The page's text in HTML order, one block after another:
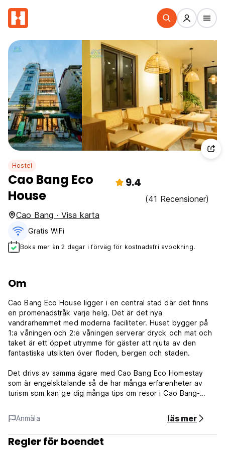
Hostel
Cao Bang Eco
House
9.4
(41 Recensioner)
Cao Bang · Visa karta
Gratis WiFi
Boka mer än 2 dagar i förväg för kostnadsfri avbokning.
Om
Cao Bang Eco House ligger i en central stad där det finns
en promenadstråk varje helg. Det är det nya
vandrarhemmet med moderna faciliteter. Huset bygger på
1:a våningen och 2:e våningen serverar dryck och mat och
taket är ett öppet utrymme för gäster att njuta av den
fantastiska utsikten över floden, bergen och staden.
Det drivs av samma ägare med Cao Bang Eco Homestay
som är engelsktalande så de har många erfarenheter av
turism som kan ge dig många tips om resor i Cao Bang-
också motorcykel att hyra, rundturer med lätt förare och
tvättservice. Du kan komma när som helst för att njuta av
mat och kaffe även om du inte bor här, vi kan hjälpa dig
hela vägen för att göra din resa enklare och bättre. Det är
Anmäla läs mer
Regler för boendet